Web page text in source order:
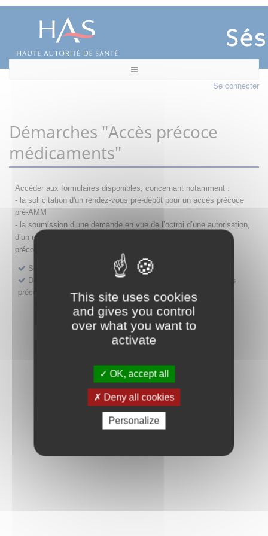
This site uses cookies
and gives you control
over what you want to
activate
OK, accept all
Deny all cookies
Personalize
Se connecter
Démarches "Accès précoce
médicaments"
Accéder aux formulaires disponibles, concernant notamment :
- la sollicitation d'un rendez-vous pré-dépôt pour un accès précoce
pré-AMM
- la soumission d’une demande en vue de l’octroi d’une autorisation,
d’un renouvellement, d’une modification ou d’un retrait d'accès
précoce
Sollicitation RDV pré-dépôt accès précoce pré-AMM
Déposer une demande ou faire évoluer une décision d'accès
précoce